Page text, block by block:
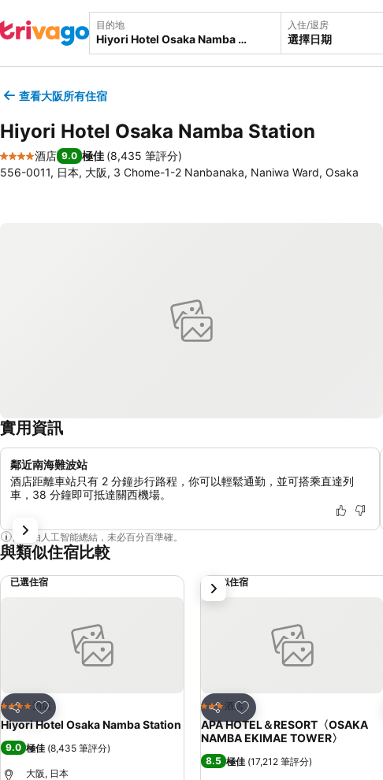
目的地 入住/退房
選擇日期
查看大阪所有住宿
Hiyori Hotel Osaka Namba Station
4 星級
酒店 9.0 極佳 (8,435 筆評分)
556-0011, 日本, 大阪, 3 Chome-1-2 Nanbanaka, Naniwa Ward, Osaka
實用資訊
鄰近南海難波站
酒店距離車站只有 2 分鐘步行路程，你可以輕鬆通勤，並可搭乘直達列
車，38 分鐘即可抵達關西機場。
內容由人工智能總結，未必百分百準確。
與類似住宿比較
已選住宿
分享
放到收藏夾
4 星級 酒店
Hiyori Hotel Osaka Namba Station
9.0 極佳 (8,435 筆評分)
大阪, 日本
類似住宿
分享
放到收藏夾
3 星級酒店
APA HOTEL＆RESORT〈OSAKA
NAMBA EKIMAE TOWER〉
8.5 極佳 (17,212 筆評分)
下一步